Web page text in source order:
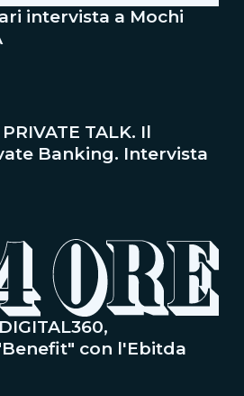
intervista a Mochi
TALK. Il
Banking. Intervista
con l'Ebitda